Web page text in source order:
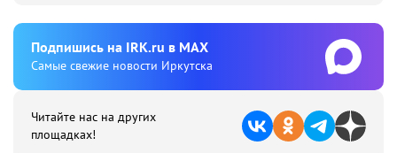
Подпишиcь на IRK.ru в MAX
Cамые свежие новости Иркутска
Читайте нас на других
площадках!